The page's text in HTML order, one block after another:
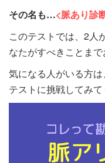
その名も…<脈あり診
このテストでは、2人
なたがすべきことまで
気になる人がいる方
テストに挑戦してみ